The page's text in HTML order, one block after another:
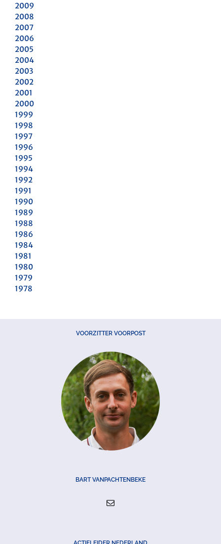
2009
2008
2007
2006
2005
2004
2003
2002
2001
2000
1999
1998
1997
1996
1995
1994
1992
1991
1990
1989
1988
1986
1984
1981
1980
1979
1978
VOORZITTER VOORPOST
BART VANPACHTENBEKE